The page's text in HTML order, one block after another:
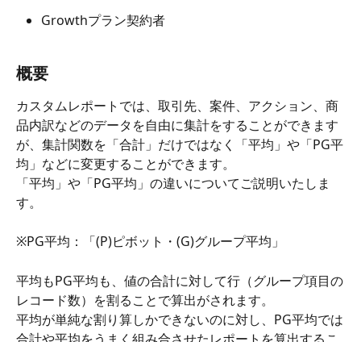
Growthプラン契約者
概要
カスタムレポートでは、取引先、案件、アクション、商
品内訳などのデータを自由に集計をすることができます
が、集計関数を「合計」だけではなく「平均」や「PG平
均」などに変更することができます。
「平均」や「PG平均」の違いについてご説明いたしま
す。
※PG平均：「(P)ピボット・(G)グループ平均」
平均もPG平均も、値の合計に対して行（グループ項目の
レコード数）を割ることで算出がされます。
平均が単純な割り算しかできないのに対し、PG平均では